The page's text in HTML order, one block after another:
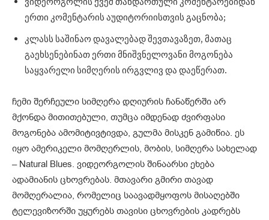
ერთი კომენტარის აუდიტორიისთვის გაცნობა;
კლასს საშინაო დავალებად შევთავაზეთ, მათაც
გაეხსენებინათ ერთი მნიშვნელოვანი მოგონება
საყვარელი სიმღერის ირგვლივ და დაეწერათ.
ჩემი შერჩეული სიმღერა დღიურის ჩანაწერში არ
მქონდა მითითებული, თუმცა იმდენად ძვირფასი
მოგონება ამომიტივტივდა, გულმა მისკენ გამიწია. ეს
იყო ამერიკელი მომღერლის, მობის, სიმღერა სახელად
– Natural Blues. ვიდეორგოლის შინაარსი ეხება
ადამიანის ცხოვრებას. მთავარი გმირი თავად
მომღერალია, რომელიც საავადმყოფოს მისაღებში
ტელევიზორში უყურებს თავისი ცხოვრების კადრებს